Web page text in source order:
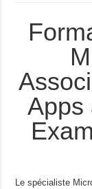
Apps
Le spécialiste